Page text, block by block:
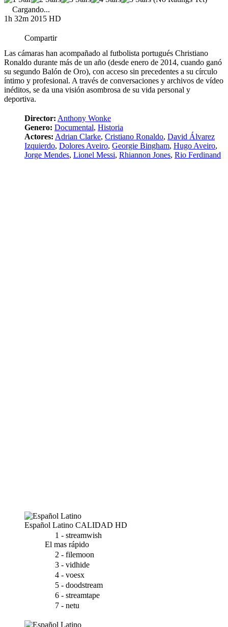
Cargando...
1h 32m 2015 HD
Compartir
Las cámaras han acompañado al futbolista portugués Christiano
Ronaldo durante más de un año (desde enero de 2014, cuando ganó
su segundo Balón de Oro), con acceso sin precedentes a su círculo
íntimo y profesional. A través de conversaciones y archivos de vídeo
inéditos, se da una visión asombrosa de su vida personal y
deportiva.
Director: Anthony Wonke
Genero: Documental, Historia
Actores: Adrian Clarke, Cristiano Ronaldo, David Álvarez
Izquierdo, Dolores Aveiro, Georgie Bingham, Hugo Aveiro,
Jorge Mendes, Lionel Messi, Rhiannon Jones, Rio Ferdinand
Español Latino CALIDAD HD
1 - streamwish
El mas rápido
2 - filemoon
3 - vidhide
4 - voesx
5 - doodstream
6 - streamtape
7 - netu